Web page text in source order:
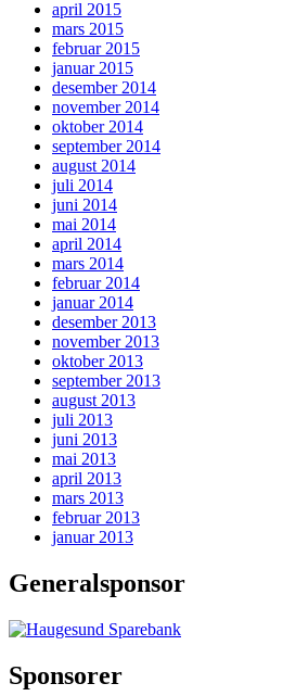
april 2015
mars 2015
februar 2015
januar 2015
desember 2014
november 2014
oktober 2014
september 2014
august 2014
juli 2014
juni 2014
mai 2014
april 2014
mars 2014
februar 2014
januar 2014
desember 2013
november 2013
oktober 2013
september 2013
august 2013
juli 2013
juni 2013
mai 2013
april 2013
mars 2013
februar 2013
januar 2013
Generalsponsor
Sponsorer